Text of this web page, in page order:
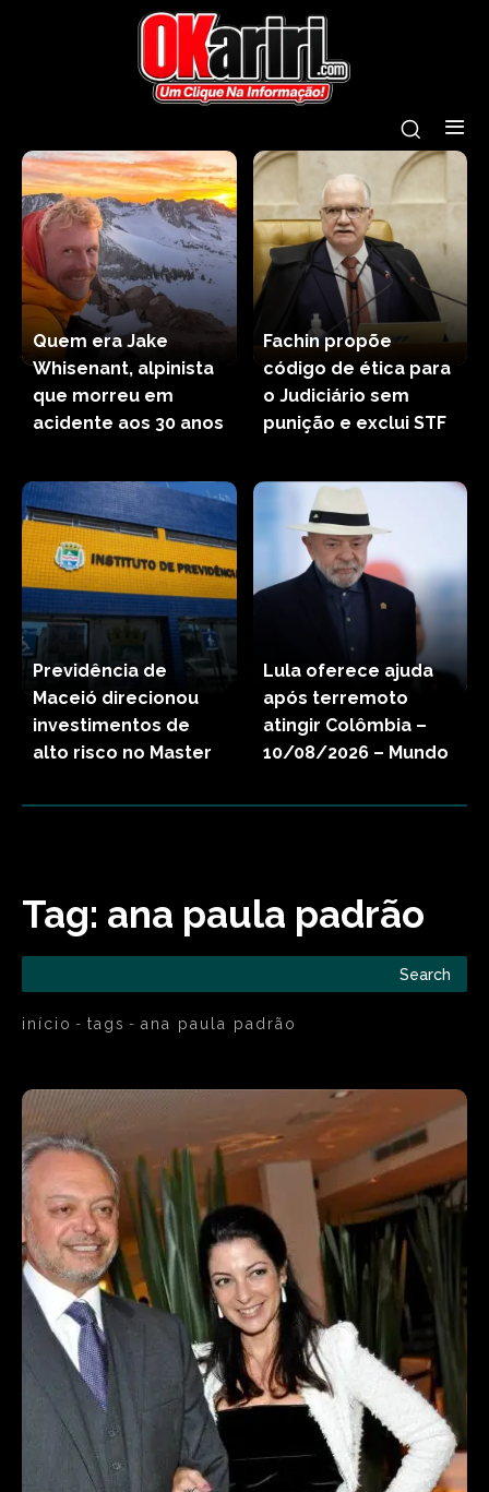
Quem era Jake
Whisenant, alpinista
que morreu em
acidente aos 30 anos
Fachin propõe
código de ética para
o Judiciário sem
punição e exclui STF
Previdência de
Maceió direcionou
investimentos de
alto risco no Master
Lula oferece ajuda
após terremoto
atingir Colômbia –
10/08/2026 – Mundo
Tag: ana paula padrão
Search
início tags ana paula padrão